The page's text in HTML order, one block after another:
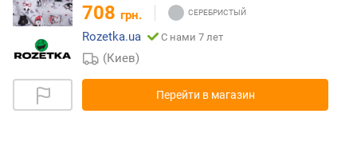
708 грн.
Rozetka.ua
С нами 7 лет
(Киев)
Перейти в магазин